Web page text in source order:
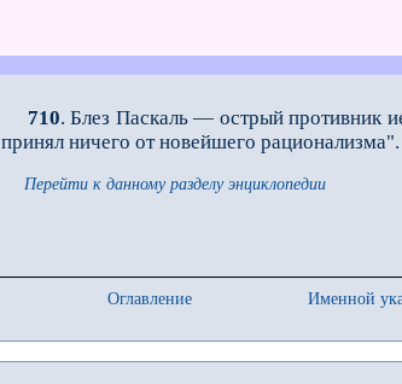
710. Блез Паскаль — острый противник
принял ничего от новейшего
Перейти к данному разделу энциклопедии
Оглавление Именной